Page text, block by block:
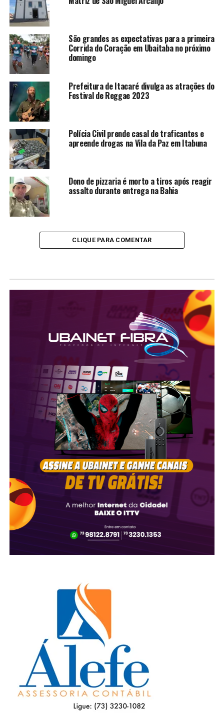
São grandes as expectativas para a primeira
Corrida do Coração em Ubaitaba no próximo
domingo
Prefeitura de Itacaré divulga as atrações do
Festival de Reggae 2023
Polícia Civil prende casal de traficantes e
apreende drogas na Vila da Paz em Itabuna
Dono de pizzaria é morto a tiros após reagir
assalto durante entrega na Bahia
CLIQUE PARA COMENTAR